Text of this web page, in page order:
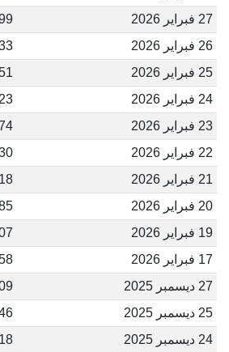
27 فبراير 2026
26 فبراير 2026
25 فبراير 2026
24 فبراير 2026
23 فبراير 2026
22 فبراير 2026
21 فبراير 2026
20 فبراير 2026
19 فبراير 2026
17 فبراير 2026
27 ديسمبر 2025
25 ديسمبر 2025
24 ديسمبر 2025